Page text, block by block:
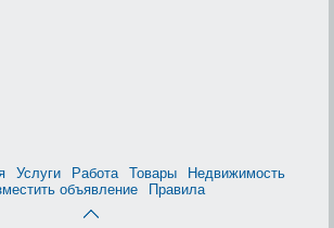
Услуги Работа Товары
Недвижимость
объявление
Правила